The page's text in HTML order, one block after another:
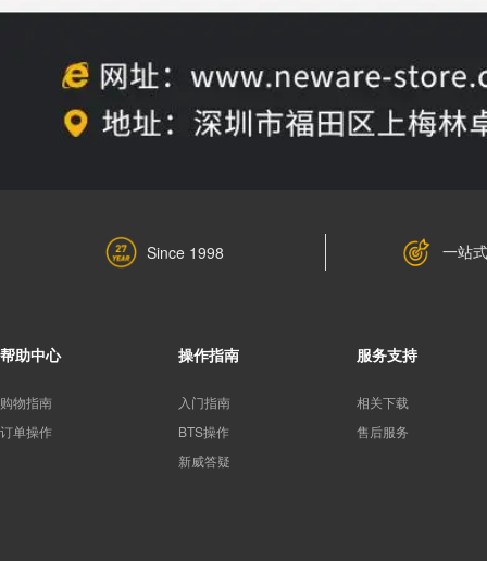
Since 1998 一站
帮助中心
购物指南
订单操作
操作指南
入门指南
BTS操作
新威答疑
服务支持
相关下载
售后服务